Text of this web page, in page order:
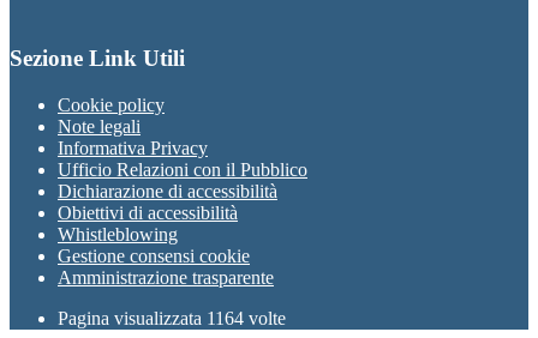
Sezione Link Utili
Cookie policy
Note legali
Informativa Privacy
Ufficio Relazioni con il Pubblico
Dichiarazione di accessibilità
Obiettivi di accessibilità
Whistleblowing
Gestione consensi cookie
Amministrazione trasparente
Pagina visualizzata 1164 volte